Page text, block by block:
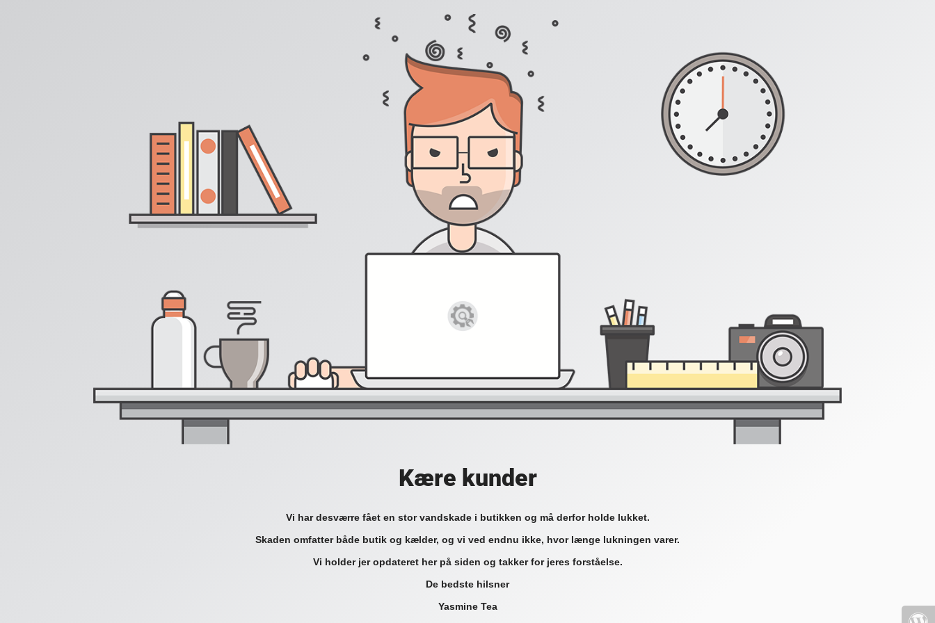
Kære kunder
Vi har desværre fået en stor vandskade i butikken og må derfor holde lukket.
Skaden omfatter både butik og kælder, og vi ved endnu ikke, hvor længe lukningen varer.
Vi holder jer opdateret her på siden og takker for jeres forståelse.
De bedste hilsner
Yasmine Tea